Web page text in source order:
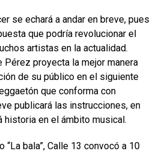
se echará a andar en breve, pues
que podría revolucionar el
artistas en la actualidad.
Pérez proyecta la mejor manera
de su público en el siguiente
que conforma con
publicará las instrucciones, en
historia en el ámbito musical.
“La bala”, Calle 13 convocó a 10